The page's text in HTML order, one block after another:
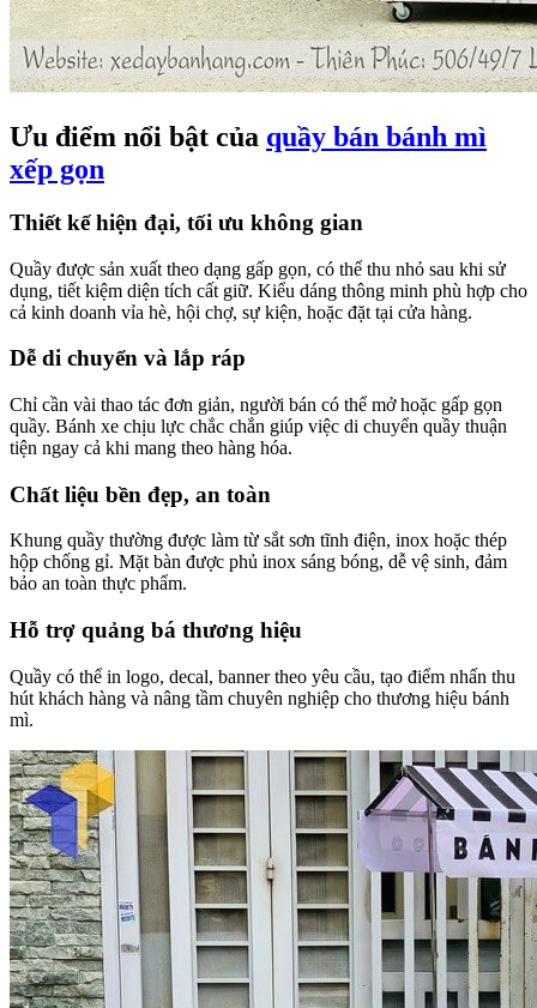
Ưu điểm nổi bật của quầy bán bánh mì
xếp gọn
Thiết kế hiện đại, tối ưu không gian
Quầy được sản xuất theo dạng gấp gọn, có thể thu nhỏ sau khi sử
dụng, tiết kiệm diện tích cất giữ. Kiểu dáng thông minh phù hợp cho
cả kinh doanh vỉa hè, hội chợ, sự kiện, hoặc đặt tại cửa hàng.
Dễ di chuyển và lắp ráp
Chỉ cần vài thao tác đơn giản, người bán có thể mở hoặc gấp gọn
quầy. Bánh xe chịu lực chắc chắn giúp việc di chuyển quầy thuận
tiện ngay cả khi mang theo hàng hóa.
Chất liệu bền đẹp, an toàn
Khung quầy thường được làm từ sắt sơn tĩnh điện, inox hoặc thép
hộp chống gỉ. Mặt bàn được phủ inox sáng bóng, dễ vệ sinh, đảm
bảo an toàn thực phẩm.
Hỗ trợ quảng bá thương hiệu
Quầy có thể in logo, decal, banner theo yêu cầu, tạo điểm nhấn thu
hút khách hàng và nâng tầm chuyên nghiệp cho thương hiệu bánh
mì.